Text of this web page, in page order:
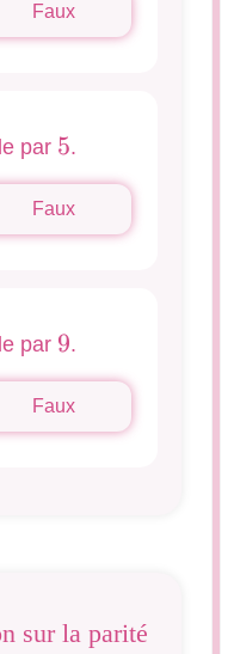
Faux
par 5
5.
Faux
par 9
9.
Faux
sur la parité